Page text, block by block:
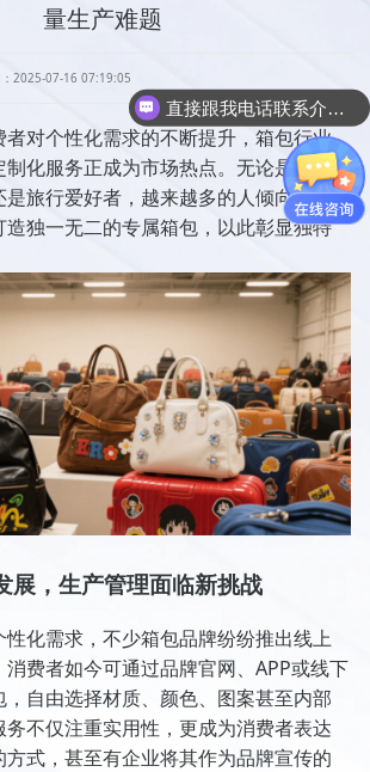
量生产难题
：2025-07-16 07:19:05
对个性化需求的不断提升，箱包行业
化服务正成为市场热点。无论是商务
是旅行爱好者，越来越多的人倾向于通
独一无二的专属箱包，以此彰显独特
展，生产管理面临新挑战
化需求，不少箱包品牌纷纷推出线上
费者如今可通过品牌官网、APP或线下
自由选择材质、颜色、图案甚至内部
不仅注重实用性，更成为消费者表达
方式，甚至有企业将其作为品牌宣传的